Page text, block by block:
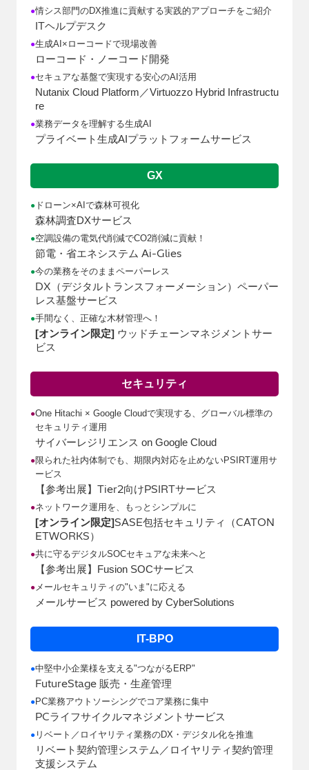
●情シス部門のDX推進に貢献する実践的アプローチをご紹介
ITヘルプデスク
●生成AI×ローコードで現場改善
ローコード・ノーコード開発
●セキュアな基盤で実現する安心のAI活用
Nutanix Cloud Platform／Virtuozzo Hybrid Infrastructu
re
●業務データを理解する生成AI
プライベート生成AIプラットフォームサービス
GX
● ドローン×AIで森林可視化
森林調査DXサービス
●空調設備の電気代削減でCO2削減に貢献！
節電・省エネシステム Ai-Glies
●今の業務をそのままペーパーレス
DX （デジタルトランスフォーメーション）ペーパー
レス基盤サービス
●手間なく、正確な木材管理へ！
[オンライン限定] ウッドチェーンマネジメントサー
ビス
セキュリティ
●One Hitachi × Google Cloudで実現する、グローバル標準の
セキュリティ運用
サイバーレジリエンス on Google Cloud
●限られた社内体制でも、期限内対応を止めないPSIRT運用サ
ービス
【参考出展】 Tier2向けPSIRTサービス
●ネットワーク運用を、もっとシンプルに
[オンライン限定]SASE包括セキュリティ
（CATON
ETWORKS）
●共に守るデジタルSOCセキュアな未来へと
【参考出展】Fusion SOCサービス
●メールセキュリティの"いま"に応える
メールサービス powered by CyberSolutions
IT-BPO
●中堅中小企業様を支える"つながるERP"
FutureStage 販売・生産管理
●PC業務アウトソーシングでコア業務に集中
PCライフサイクルマネジメントサービス
● リベート／ロイヤリティ業務のDX・デジタル化を推進
リベート契約管理システム／ロイヤリティ契約管理
支援システム